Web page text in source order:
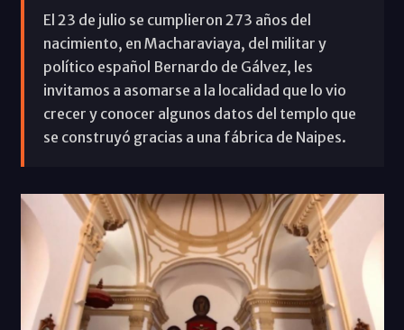
El 23 de julio se cumplieron 273 años del
nacimiento, en Macharaviaya, del militar y
político español Bernardo de Gálvez, les
invitamos a asomarse a la localidad que lo vio
crecer y conocer algunos datos del templo que
se construyó gracias a una fábrica de Naipes.